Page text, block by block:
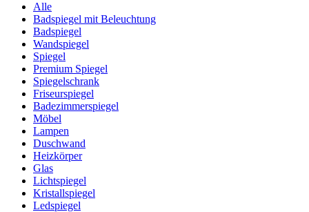
Alle
Badspiegel mit Beleuchtung
Badspiegel
Wandspiegel
Spiegel
Premium Spiegel
Spiegelschrank
Friseurspiegel
Badezimmerspiegel
Möbel
Lampen
Duschwand
Heizkörper
Glas
Lichtspiegel
Kristallspiegel
Ledspiegel